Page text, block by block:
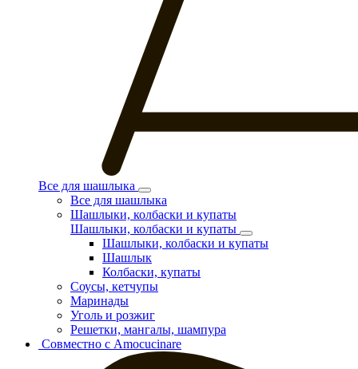
Все для шашлыка
Все для шашлыка
Шашлыки, колбаски и купаты
Шашлыки, колбаски и купаты
Шашлыки, колбаски и купаты
Шашлык
Колбаски, купаты
Соусы, кетчупы
Маринады
Уголь и розжиг
Решетки, мангалы, шампура
Совместно с Amocucinare